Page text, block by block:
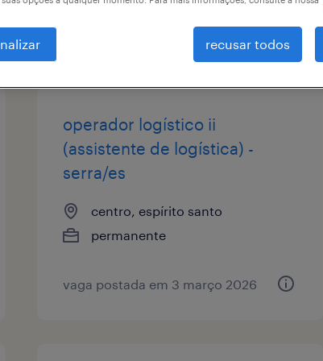
tipo de vaga remuneração
operador logístico ii
(assistente de logística) -
serra/es
centro, espírito santo
permanente
vaga postada em 3 março 2026
recusar todos